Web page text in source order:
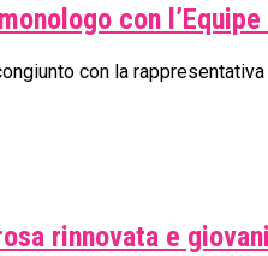
con l’Equipe
con la
rinnovata e